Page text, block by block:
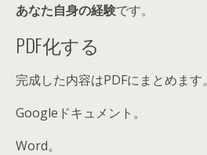
あなた自身の経験です。
PDF化する
完成した内容はPDFにまとめます。
Googleドキュメント。
Word。